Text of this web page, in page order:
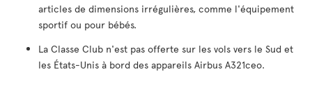
articles de dimensions irrégulières, comme l'équipement
sportif ou pour bébés.
La Classe Club n'est pas offerte sur les vols vers le Sud et
les États-Unis à bord des appareils Airbus A321ceo.